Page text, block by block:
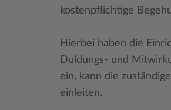
kostenpflichtige
Hierbei haben die
Duldungs- und
ein, kann die
einleiten.